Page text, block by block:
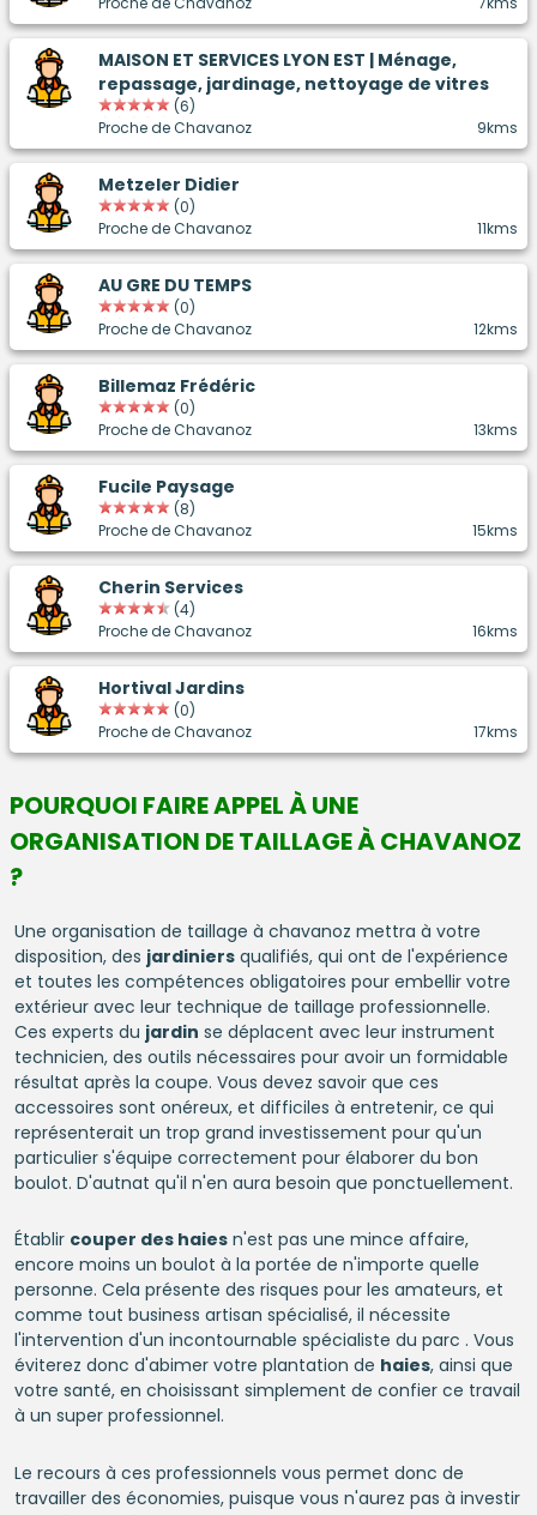
MAISON ET SERVICES LYON EST | Ménage,
repassage, jardinage, nettoyage de vitres
(6)
Proche de Chavanoz
9kms
Metzeler Didier
(0)
Proche de Chavanoz
11kms
AU GRE DU TEMPS
(0)
Proche de Chavanoz
12kms
Billemaz Frédéric
(0)
Proche de Chavanoz
13kms
Fucile Paysage
(8)
Proche de Chavanoz
15kms
Cherin Services
(4)
Proche de Chavanoz
16kms
Hortival Jardins
(0)
Proche de Chavanoz
17kms
POURQUOI FAIRE APPEL À UNE
ORGANISATION DE TAILLAGE À CHAVANOZ
?
Une organisation de taillage à chavanoz mettra à votre
disposition, des jardiniersqualifiés, qui ont de l'expérience
et toutes les compétences obligatoires pour embellir votre
extérieur avec leur technique de taillage professionnelle.
Ces experts du jardin se déplacent avec leur instrument
technicien, des outils nécessaires pour avoir un formidable
résultat après la coupe. Vous devez savoir que ces
accessoires sont onéreux, et difficiles à entretenir, ce qui
représenterait un trop grand investissement pour qu'un
particulier s'équipe correctement pour élaborer du bon
boulot. D'autnat qu'il n'en aura besoin que ponctuellement.
Établir couper des haiesn'est pas une mince affaire,
encore moins un boulot à la portée de n'importe quelle
personne. Cela présente des risques pour les amateurs, et
comme tout business artisan spécialisé, il nécessite
l'intervention d'un incontournable spécialiste du parc . Vous
éviterez donc d'abimer votre plantation de haies, ainsi que
votre santé, en choisissant simplement de confier ce travail
à un super professionnel.
Le recours à ces professionnels vous permet donc de
travailler des économies, puisque vous n'aurez pas à investir